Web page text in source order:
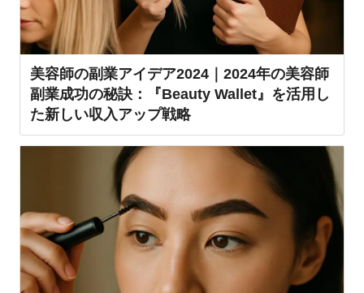
美容師の副業アイデア2024｜2024年の美容師
副業成功の秘訣：『Beauty Wallet』を活用し
た新しい収入アップ戦略